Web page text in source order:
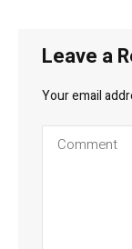
Leave a
Your email